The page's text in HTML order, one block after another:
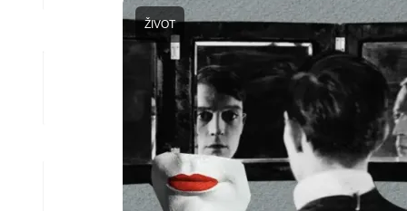
ŽIVOT